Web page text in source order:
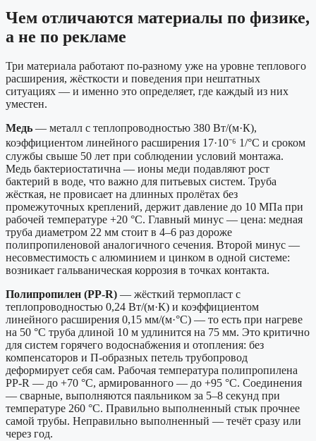
Чем отличаются материалы по физике,
а не по рекламе
Три материала работают по-разному уже на уровне теплового
расширения, жёсткости и поведения при нештатных
ситуациях — и именно это определяет, где каждый из них
уместен.
Медь — металл с теплопроводностью 380 Вт/(м·К),
коэффициентом линейного расширения 17·10⁻⁶ 1/°C и сроком
службы свыше 50 лет при соблюдении условий монтажа.
Медь бактериостатична — ионы меди подавляют рост
бактерий в воде, что важно для питьевых систем. Труба
жёсткая, не провисает на длинных пролётах без
промежуточных креплений, держит давление до 10 МПа при
рабочей температуре +20 °C. Главный минус — цена: медная
труба диаметром 22 мм стоит в 4–6 раз дороже
полипропиленовой аналогичного сечения. Второй минус —
несовместимость с алюминием и цинком в одной системе:
возникает гальваническая коррозия в точках контакта.
Полипропилен (PP-R) — жёсткий термопласт с
теплопроводностью 0,24 Вт/(м·К) и коэффициентом
линейного расширения 0,15 мм/(м·°C) — то есть при нагреве
на 50 °C труба длиной 10 м удлинится на 75 мм. Это критично
для систем горячего водоснабжения и отопления: без
компенсаторов и П-образных петель трубопровод
деформирует себя сам. Рабочая температура полипропилена
PP-R — до +70 °C, армированного — до +95 °C. Соединения
— сварные, выполняются паяльником за 5–8 секунд при
температуре 260 °C. Правильно выполненный стык прочнее
самой трубы. Неправильно выполненный — течёт сразу или
через год.